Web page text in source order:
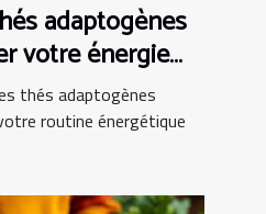
adaptogènes
votre énergie
du café ?
thés adaptogènes
routine énergétique